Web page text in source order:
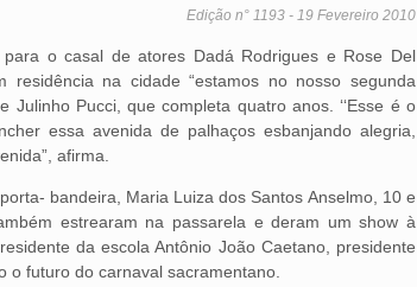
Edição n° 1193 - 19 Fevereiro 2010
o casal de atores Dadá Rodrigues e Rose Del
na cidade “estamos no nosso segunda
Pucci, que completa quatro anos. ‘‘Esse é o
essa avenida de palhaços esbanjando alegria,
afirma.
bandeira, Maria Luiza dos Santos Anselmo, 10 e
estrearam na passarela e deram um show à
da escola Antônio João Caetano, presidente
o futuro do carnaval sacramentano.